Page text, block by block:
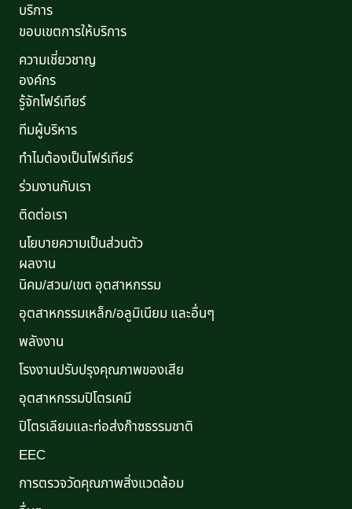
บริการ
ขอบเขตการให้บริการ
ความเชี่ยวชาญ
องค์กร
รู้จักโฟร์เทียร์
ทีมผู้บริหาร
ทำไมต้องเป็นโฟร์เทียร์
ร่วมงานกับเรา
ติดต่อเรา
นโยบายความเป็นส่วนตัว
ผลงาน
นิคม/สวน/เขต อุตสาหกรรม
อุตสาหกรรมเหล็ก/อลูมิเนียม และอื่นๆ
พลังงาน
โรงงานปรับปรุงคุณภาพของเสีย
อุตสาหกรรมปิโตรเคมี
ปิโตรเลียมและท่อส่งก๊าซธรรมชาติ
EEC
การตรวจวัดคุณภาพสิ่งแวดล้อม